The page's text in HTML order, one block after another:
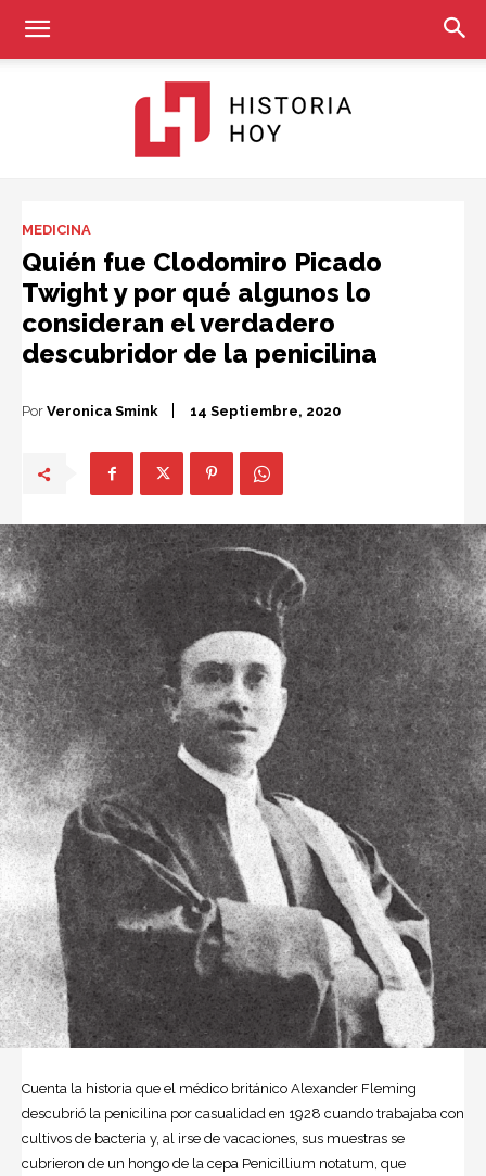
Hoy
MEDICINA
Quién fue Clodomiro Picado
Twight y por qué algunos lo
consideran el verdadero
descubridor de la penicilina
Por Veronica Smink 14 Septiembre, 2020
Cuenta la historia que el médico británico Alexander Fleming
descubrió la penicilina por casualidad en 1928 cuando trabajaba con
cultivos de bacteria y, al irse de vacaciones, sus muestras se
cubrieron de un hongo de la cepa Penicillium notatum, que